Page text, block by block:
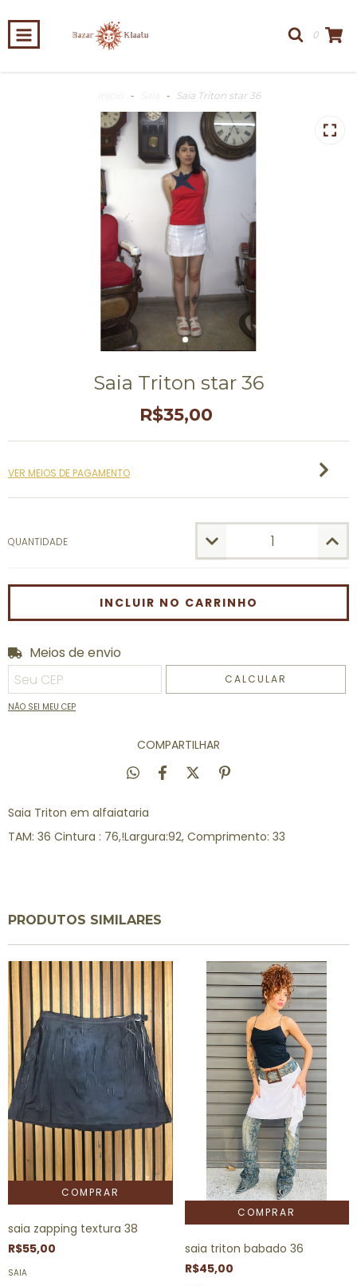
0
- - Saia Triton star 36
Saia Triton star 36
R$35,00
VER MEIOS DE PAGAMENTO
QUANTIDADE
Entregas para o CEP:
Meios de envio
CALCULAR
NÃO SEI MEU CEP
COMPARTILHAR
Saia Triton em alfaiataria
TAM: 36 Cintura : 76,!Largura:92, Comprimento: 33
PRODUTOS SIMILARES
saia zapping textura 38
R$55,00
SAIA
saia triton babado 36
R$45,00